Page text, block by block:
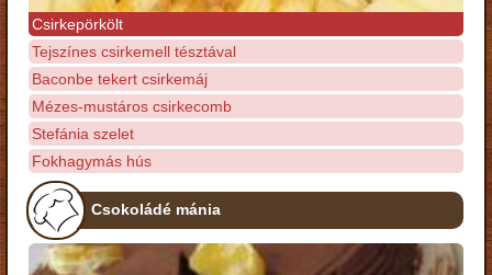
Csirkepörkölt
Tejszínes csirkemell tésztával
Baconbe tekert csirkemáj
Mézes-mustáros csirkecomb
Stefánia szelet
Fokhagymás hús
Csokoládé mánia